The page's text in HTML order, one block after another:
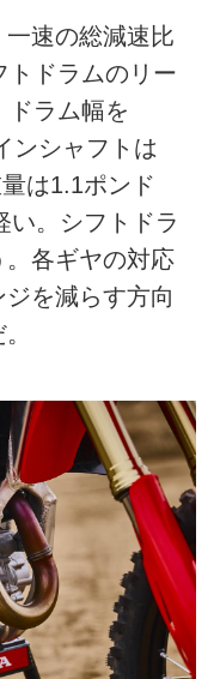
一速の総減速比
トドラムのリー
ドラム幅を
ンシャフトは
は1.1ポンド
い。シフトドラ
各ギヤの対応
を減らす方向